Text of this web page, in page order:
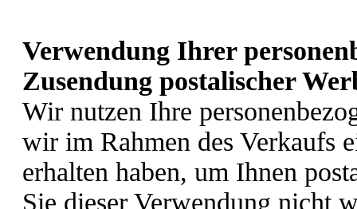
Verwendung Ihrer
Zusendung postalischer
Wir nutzen Ihre
wir im Rahmen des Verkaufs
erhalten haben, um Ihnen
Sie dieser Verwendung nicht